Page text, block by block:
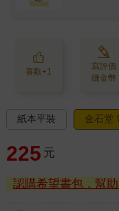
喜歡+1
寫評價
賺金幣
紙本平裝 金石堂
225 元
認購希望書包，幫